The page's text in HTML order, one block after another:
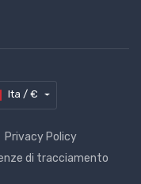
Ita / €
Privacy Policy
di tracciamento